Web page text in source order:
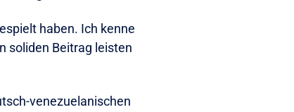
haben. Ich kenne
soliden Beitrag leisten
venezuelanischen